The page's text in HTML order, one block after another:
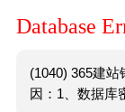
Database
(1040) 365建
因：1、数据库